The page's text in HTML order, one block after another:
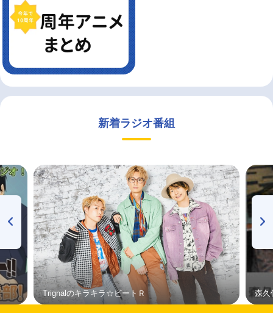
新着ラジオ番組
Trignalのキラキラ☆ビートＲ 森久